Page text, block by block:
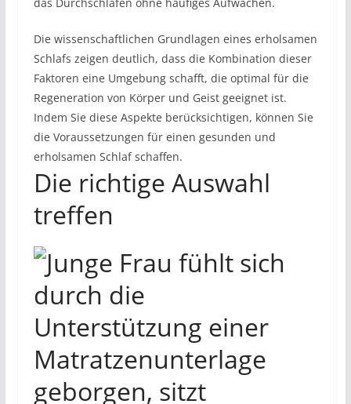
Die wissenschaftlichen Grundlagen eines erholsamen
Schlafs zeigen deutlich, dass die Kombination dieser
Faktoren eine Umgebung schafft, die optimal für die
Regeneration von Körper und Geist geeignet ist.
Indem Sie diese Aspekte berücksichtigen, können Sie
die Voraussetzungen für einen gesunden und
erholsamen Schlaf schaffen.
Die richtige Auswahl
treffen